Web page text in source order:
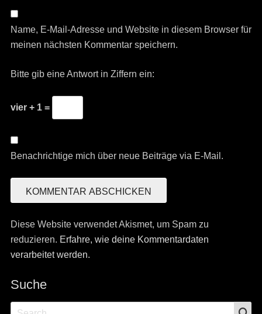
Name, E-Mail-Adresse und Website in diesem Browser für
meinen nächsten Kommentar speichern.
Bitte gib eine Antwort in Ziffern ein:
vier + 1 =
Benachrichtige mich über neue Beiträge via E-Mail.
Diese Website verwendet Akismet, um Spam zu
reduzieren. Erfahre, wie deine Kommentardaten
verarbeitet werden.
Suche
Search